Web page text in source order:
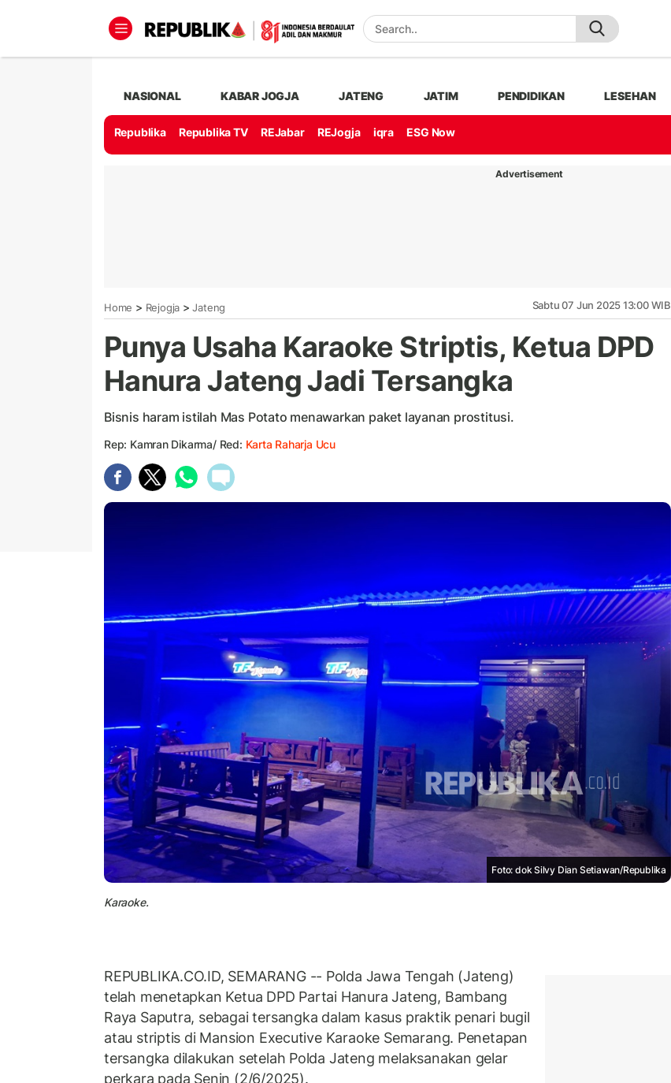
NASIONAL KABAR JOGJA JATENG JATIM PENDIDIKAN LESEHAN
Republika Republika TV REJabar REJogja iqra ESG Now
Advertisement
Home > Rejogja > Jateng Sabtu 07 Jun 2025 13:00 WIB
Punya Usaha Karaoke Striptis, Ketua DPD
Hanura Jateng Jadi Tersangka
Bisnis haram istilah Mas Potato menawarkan paket layanan prostitusi.
Rep: Kamran Dikarma/ Red: Karta Raharja Ucu
Foto: dok Silvy Dian Setiawan/Republika
Karaoke.
REPUBLIKA.CO.ID, SEMARANG -- Polda Jawa Tengah (Jateng)
telah menetapkan Ketua DPD Partai Hanura Jateng, Bambang
Raya Saputra, sebagai tersangka dalam kasus praktik penari bugil
atau striptis di Mansion Executive Karaoke Semarang. Penetapan
tersangka dilakukan setelah Polda Jateng melaksanakan gelar
perkara pada Senin (2/6/2025).